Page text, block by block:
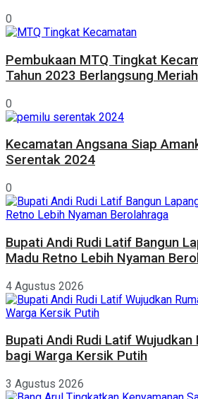
0
Pembukaan MTQ Tingkat
Tahun 2023 Berlangsung Meriah
0
Kecamatan Angsana Siap
Serentak 2024
0
Bupati Andi Rudi Latif Bangun
Madu Retno Lebih Nyaman
4 Agustus 2026
Bupati Andi Rudi Latif Wujudkan
bagi Warga Kersik Putih
3 Agustus 2026